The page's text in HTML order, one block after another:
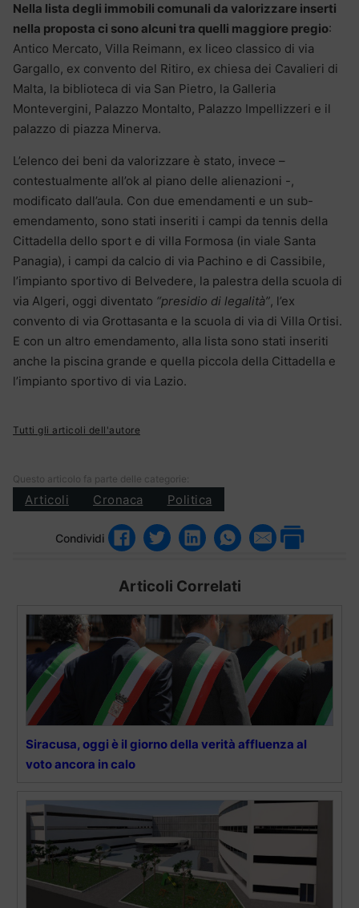
Nella lista degli immobili comunali da valorizzare inserti
nella proposta ci sono alcuni tra quelli maggiore pregio:
Antico Mercato, Villa Reimann, ex liceo classico di via
Gargallo, ex convento del Ritiro, ex chiesa dei Cavalieri di
Malta, la biblioteca di via San Pietro, la Galleria
Montevergini, Palazzo Montalto, Palazzo Impellizzeri e il
palazzo di piazza Minerva.
L’elenco dei beni da valorizzare è stato, invece –
contestualmente all’ok al piano delle alienazioni -,
modificato dall’aula. Con due emendamenti e un sub-
emendamento, sono stati inseriti i campi da tennis della
Cittadella dello sport e di villa Formosa (in viale Santa
Panagia), i campi da calcio di via Pachino e di Cassibile,
l’impianto sportivo di Belvedere, la palestra della scuola di
via Algeri, oggi diventato “presidio di legalità”, l’ex
convento di via Grottasanta e la scuola di via di Villa Ortisi.
E con un altro emendamento, alla lista sono stati inseriti
anche la piscina grande e quella piccola della Cittadella e
l’impianto sportivo di via Lazio.
Tutti gli articoli dell'autore
Questo articolo fa parte delle categorie:
Articoli Cronaca Politica
Condividi
Articoli Correlati
Siracusa, oggi è il giorno della verità affluenza al
voto ancora in calo